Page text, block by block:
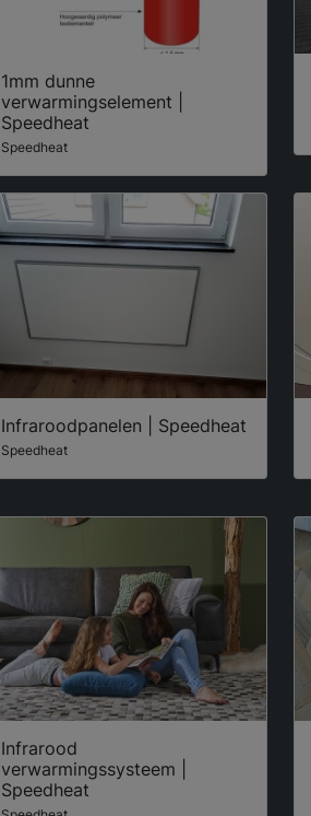
1mm dunne
verwarmingselement |
Speedheat
Speedheat
Infraroodpanelen | Speedheat
Speedheat
Infrarood
verwarmingssysteem |
Speedheat